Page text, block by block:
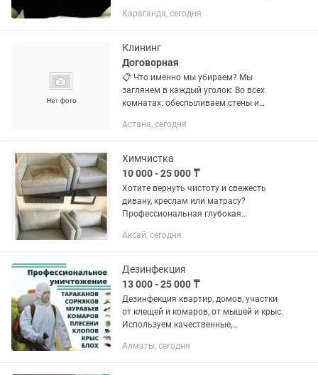
Подключения 220-380 любых
кабелей...
Караганда, сегодня
Клининг
Договорная
📋 Что именно мы убираем? Мы
заглянем в каждый уголок: Во всех
комнатах: обеспыливаем стены и
выключатели и розетки, протираем
они...
Астана, сегодня
Химчистка
10 000 - 25 000 ₸
Хотите вернуть чистоту и свежесть
дивану, креслам или матрасу?
Профессиональная глубокая
результативно! Удаляем: -Пятна, пыль,
Аксай, сегодня
Дезинфекция
13 000 - 25 000 ₸
Дезинфекция квартир, домов, участки
от клещей и комаров, от мышей и крыс.
Используем качественные,
Гарантия, конфиденциальности.
Алматы, сегодня